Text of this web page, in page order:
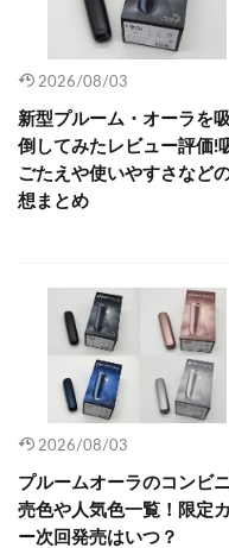
2026/08/03
新型プルーム・オーラを
倒してみたレビュー評価!
ごたえや使いやすさなど
想まとめ
2026/08/03
プルームオーラのコンビ
売色や人気色一覧！限定
ー次回発売はいつ？